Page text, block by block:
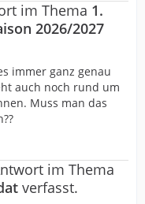
im Thema 1.
2026/2027
immer ganz genau
auch noch rund um
Muss man das
im Thema
verfasst.